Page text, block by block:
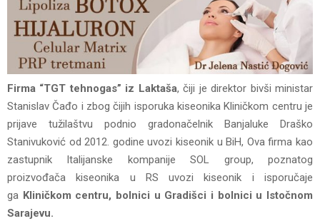
Firma “TGT tehnogas” iz Laktaša, čiji je direktor bivši ministar
Stanislav Čađo i zbog čijih isporuka kiseonika Kliničkom centru je
prijave tužilaštvu podnio gradonačelnik Banjaluke Draško
Stanivuković od 2012. godine uvozi kiseonik u BiH, Ova firma kao
zastupnik Italijanske kompanije SOL group, poznatog
proizvođača kiseonika u RS uvozi kiseonik i isporučaje
ga Kliničkom centru, bolnici u Gradišci i bolnici u Istočnom
Sarajevu.